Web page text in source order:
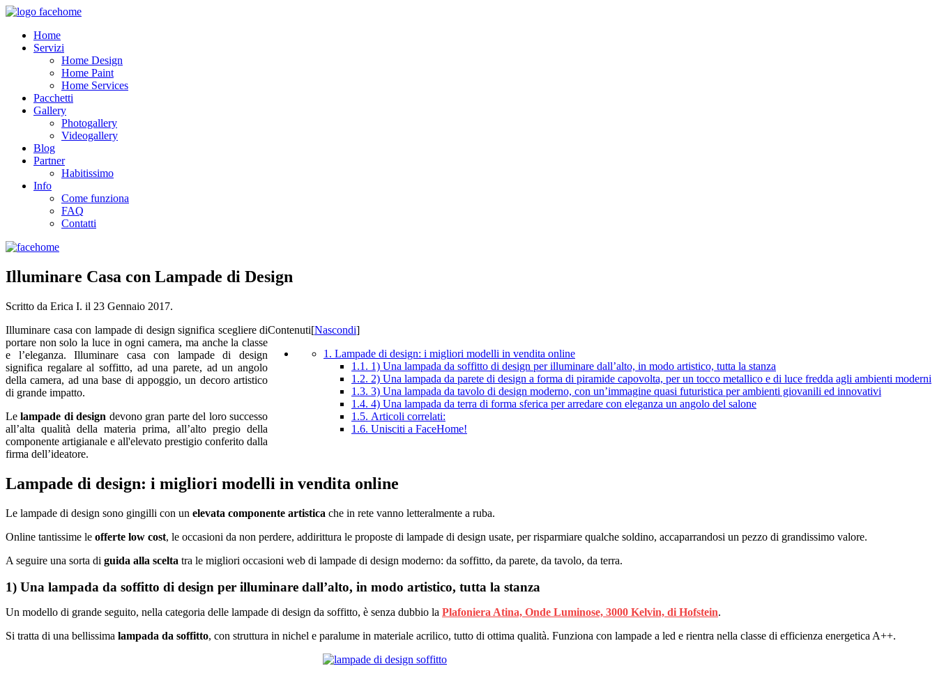
Home
Servizi
Home Design
Home Paint
Home Services
Pacchetti
Gallery
Photogallery
Videogallery
Blog
Partner
Habitissimo
Info
Come funziona
FAQ
Contatti
Illuminare Casa con Lampade di Design
Scritto da Erica I. il 23 Gennaio 2017.
Contenuti[Nascondi]
1. Lampade di design: i migliori modelli in vendita online
1.1. 1) Una lampada da soffitto di design per illuminare dall’alto, in modo artistico, tutta la stanza
1.2. 2) Una lampada da parete di design a forma di piramide capovolta, per un tocco metallico e di luce fredda agli ambienti moderni
1.3. 3) Una lampada da tavolo di design moderno, con un’immagine quasi futuristica per ambienti giovanili ed innovativi
1.4. 4) Una lampada da terra di forma sferica per arredare con eleganza un angolo del salone
1.5. Articoli correlati:
1.6. Unisciti a FaceHome!
Illuminare casa con lampade di design significa scegliere di
portare non solo la luce in ogni camera, ma anche la classe
e l’eleganza. Illuminare casa con lampade di design
significa regalare al soffitto, ad una parete, ad un angolo
della camera, ad una base di appoggio, un decoro artistico
di grande impatto.
Lelampade di design devono gran parte del loro successo
all’alta qualità della materia prima, all’alto pregio della
componente artigianale e all'elevato prestigio conferito dalla
firma dell’ideatore.
Lampade di design: i migliori modelli in vendita online
Le lampade di design sono gingilli con un elevata componente artistica che in rete vanno letteralmente a ruba.
Online tantissime le offerte low cost, le occasioni da non perdere, addirittura le proposte di lampade di design usate, per risparmiare qualche soldino, accaparrandosi un pezzo di grandissimo valore.
A seguire una sorta di guida alla scelta tra le migliori occasioni web di lampade di design moderno: da soffitto, da parete, da tavolo, da terra.
1) Una lampada da soffitto di design per illuminare dall’alto, in modo artistico, tutta la stanza
Un modello di grande seguito, nella categoria delle lampade di design da soffitto, è senza dubbio la Plafoniera Atina, Onde Luminose, 3000 Kelvin, di Hofstein.
Si tratta di una bellissima lampada da soffitto, con struttura in nichel e paralume in materiale acrilico, tutto di ottima qualità. Funziona con lampade a led e rientra nella classe di efficienza energetica A++.